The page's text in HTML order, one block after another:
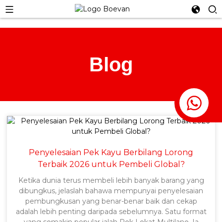
Blog
Penyelesaian Pek Kayu Berbilang Lorong
Terbaik 2026 untuk Pembeli Global?
Ketika dunia terus membeli lebih banyak barang yang
dibungkus, jelaslah bahawa mempunyai penyelesaian
pembungkusan yang benar-benar baik dan cekap
adalah lebih penting daripada sebelumnya. Satu format